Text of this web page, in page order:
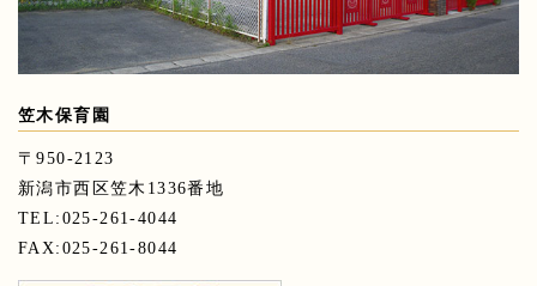
笠木保育園
〒950-2123
新潟市西区笠木1336番地
TEL:025-261-4044
FAX:025-261-8044